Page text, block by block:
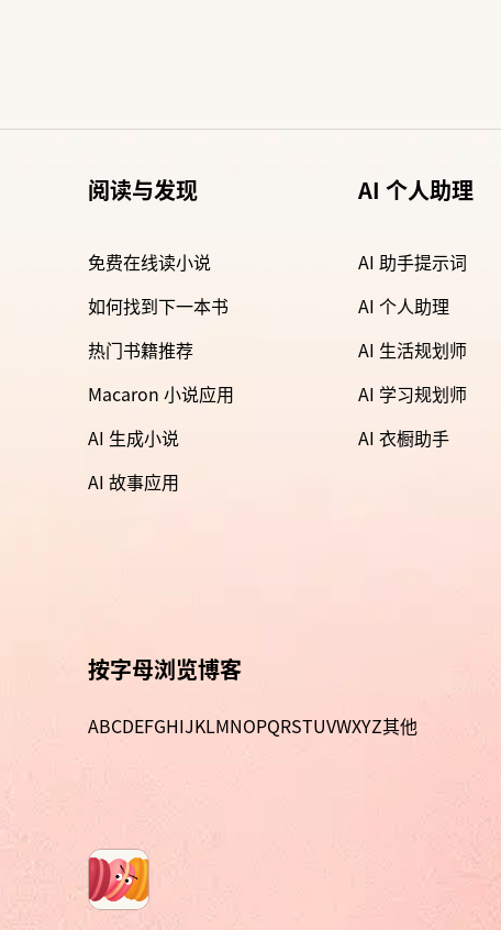
阅读与发现
免费在线读小说
如何找到下一本书
热门书籍推荐
Macaron 小说应用
AI 生成小说
AI 故事应用
AI 个人助理
AI 助手提示词
AI 个人助理
AI 生活规划师
AI 学习规划师
AI 衣橱助手
按字母浏览博客
ABCDEFGHIJKLMNOPQRSTUVWXYZ其他